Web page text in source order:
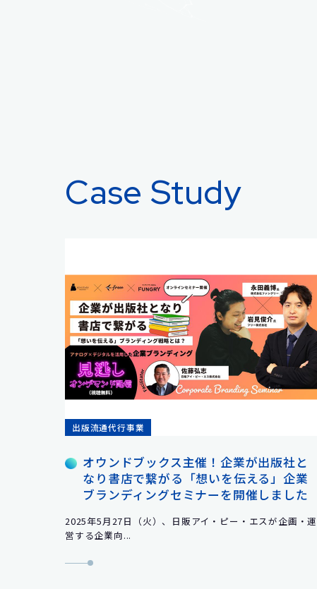
Case Study
出版流通代行事業
オウンドブックス主催！企業が出版社と
なり書店で繋がる「想いを伝える」企業
ブランディングセミナーを開催しました
2025年5月27日（火）、日販アイ・ピー・エスが企画・運
営する企業向...